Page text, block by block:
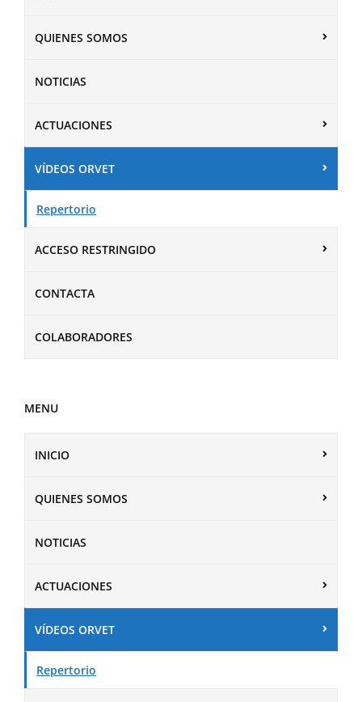
QUIENES SOMOS
NOTICIAS
ACTUACIONES
VÍDEOS ORVET
Repertorio
ACCESO RESTRINGIDO
CONTACTA
COLABORADORES
MENU
INICIO
QUIENES SOMOS
NOTICIAS
ACTUACIONES
VÍDEOS ORVET
Repertorio